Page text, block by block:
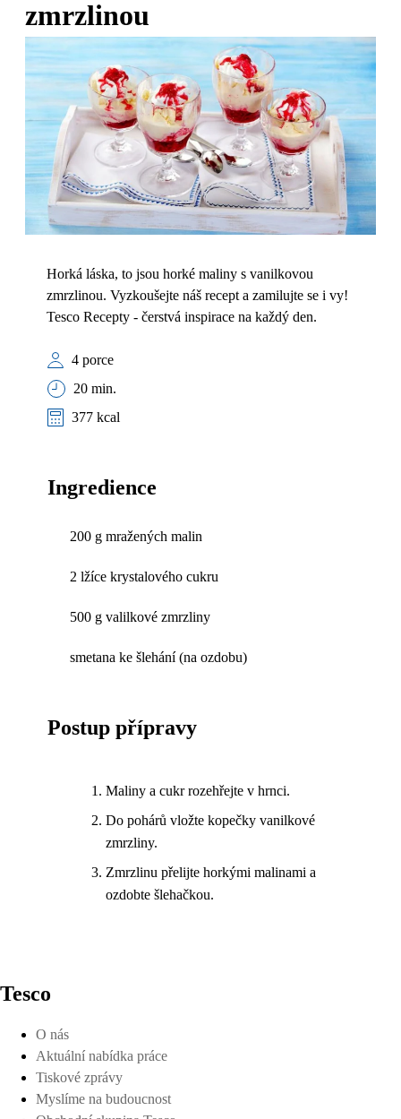
zmrzlinou
Horká láska, to jsou horké maliny s vanilkovou
zmrzlinou. Vyzkoušejte náš recept a zamilujte se i vy!
Tesco Recepty - čerstvá inspirace na každý den.
4 porce
20 min.
377 kcal
Ingredience
200 g mražených malin
2 lžíce krystalového cukru
500 g valilkové zmrzliny
smetana ke šlehání (na ozdobu)
Postup přípravy
Maliny a cukr rozehřejte v hrnci.
Do pohárů vložte kopečky vanilkové
zmrzliny.
Zmrzlinu přelijte horkými malinami a
ozdobte šlehačkou.
Tesco
O nás
Aktuální nabídka práce
Tiskové zprávy
Myslíme na budoucnost